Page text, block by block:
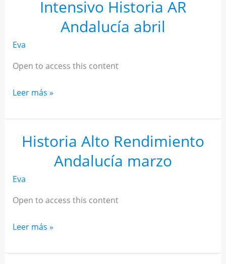
Intensivo Historia AR
Andalucía abril
Eva
Open to access this content
Intensivo
AR
Andalucía
abril
Leer más »
Historia Alto Rendimiento
Andalucía marzo
Eva
Open to access this content
Historia
Rendimiento
Leer más »